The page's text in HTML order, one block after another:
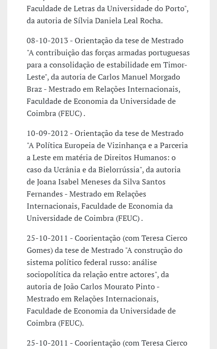
Faculdade de Letras da Universidade do Porto",
da autoria de Sílvia Daniela Leal Rocha.
08-10-2013 - Orientação da tese de Mestrado
"A contribuição das forças armadas portuguesas
para a consolidação de estabilidade em Timor-
Leste", da autoria de Carlos Manuel Morgado
Braz - Mestrado em Relações Internacionais,
Faculdade de Economia da Universidade de
Coimbra (FEUC) .
10-09-2012 - Orientação da tese de Mestrado
"A Política Europeia de Vizinhança e a Parceria
a Leste em matéria de Direitos Humanos: o
caso da Ucrânia e da Bielorrússia", da autoria
de Joana Isabel Meneses da Silva Santos
Fernandes - Mestrado em Relações
Internacionais, Faculdade de Economia da
Universidade de Coimbra (FEUC) .
25-10-2011 - Coorientação (com Teresa Cierco
Gomes) da tese de Mestrado "A construção do
sistema político federal russo: análise
sociopolítica da relação entre actores", da
autoria de João Carlos Mourato Pinto -
Mestrado em Relações Internacionais,
Faculdade de Economia da Universidade de
Coimbra (FEUC).
25-10-2011 - Coorientação (com Teresa Cierco